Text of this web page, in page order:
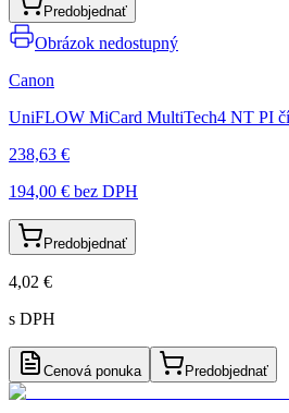
Predobjednať
Obrázok nedostupný
Canon
UniFLOW MiCard MultiTech4 NT PI
238,63 €
194,00 € bez DPH
Predobjednať
4,02 €
s DPH
Cenová ponuka Predobjednať